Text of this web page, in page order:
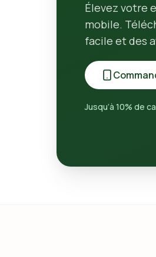
Élevez votre
mobile.
facile et des
Jusqu’à 10% de